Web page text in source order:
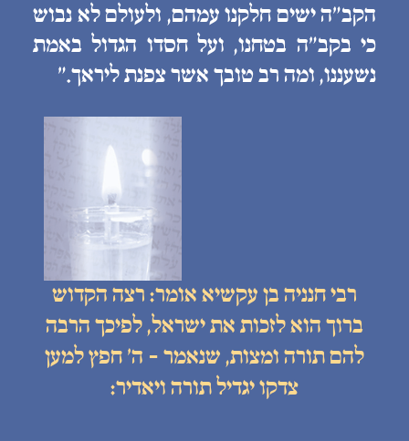
הקב״ה ישים חלקנו עמהם, ולעולם לא נבוש
כי בקב״ה בטחנו, ועל חסדו הגדול באמת
נשעננו, ומה רב טובך אשר צפנת ליראך.״
רבי חנניה בן עקשיא אומר: רצה הקדוש
ברוך הוא לזכות את ישראל, לפיכך הרבה
להם תורה ומצות, שנאמר - ה׳ חפץ למען
צדקו יגדיל תורה ויאדיר: